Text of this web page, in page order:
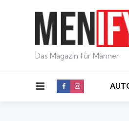
Das Magazin für Männer
Menu